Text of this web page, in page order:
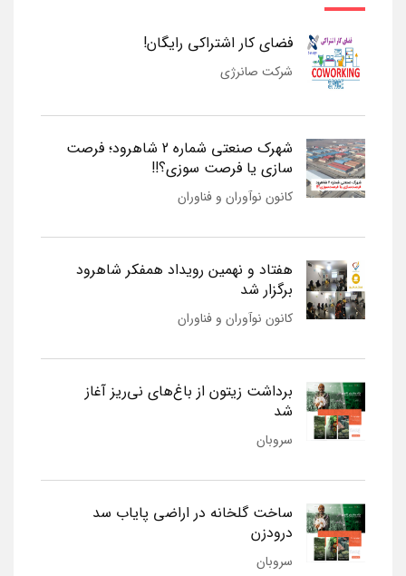
فضای کار اشتراکی رایگان!
شرکت صانرژی
شهرک صنعتی شماره 2 شاهرود؛ فرصت
سازی یا فرصت سوزی؟!!
کانون نوآوران و فناوران
هفتاد و نهمین رویداد همفکر شاهرود
برگزار شد
کانون نوآوران و فناوران
برداشت زیتون از باغ‌های نی‌ریز آغاز
شد
سروبان
ساخت گلخانه در اراضی پایاب سد
درودزن
سروبان